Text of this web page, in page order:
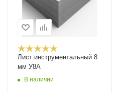
Лист инструментальный 8
мм У8А
В наличии